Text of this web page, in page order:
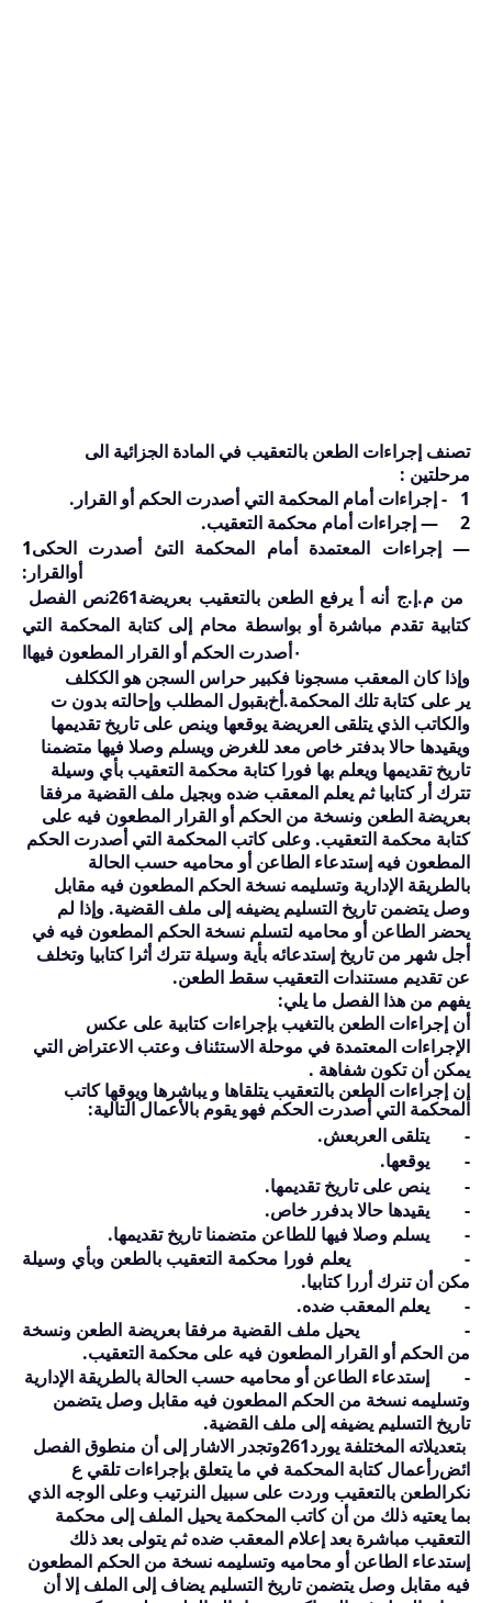
تصنف إجراءات الطعن بالتعقيب في المادة الجزائية الى
مرحلتين :
1 - إجراءات أمام المحكمة التي أصدرت الحكم أو القرار.
2
— إجراءات أمام محكمة التعقيب.
1— إجراءات المعتمدة أمام المحكمة التئ أصدرت الحكى
أوالقرار:
نص الفصل261من م.إ.ج أنه أ يرفع الطعن بالتعقيب بعريضة
كتابية تقدم مباشرة أو بواسطة محام إلى كتابة المحكمة التي
أصدرت الحكم أو القرار المطعون فيهاا٠
وإذا كان المعقب مسجونا فكبير حراس السجن هو الككلف
بقبول المطلب وإحالته بدون تأخير على كتابة تلك المحكمة.
والكاتب الذي يتلقى العريضة يوقعها وينص على تاريخ تقديمها
ويقيدها حالا بدفتر خاص معد للغرض ويسلم وصلا فيها متضمنا
تاريخ تقديمها ويعلم بها فورا كتابة محكمة التعقيب بأي وسيلة
تترك أر كتابيا ثم يعلم المعقب ضده وبجيل ملف القضية مرفقا
بعريضة الطعن ونسخة من الحكم أو القرار المطعون فيه على
كتابة محكمة التعقيب. وعلى كاتب المحكمة التي أصدرت الحكم
المطعون فيه إستدعاء الطاعن أو محاميه حسب الحالة
بالطريقة الإدارية وتسليمه نسخة الحكم المطعون فيه مقابل
وصل يتضمن تاريخ التسليم يضيفه إلى ملف القضية. وإذا لم
يحضر الطاعن أو محاميه لتسلم نسخة الحكم المطعون فيه في
أجل شهر من تاريخ إستدعائه بأية وسيلة تترك أثرا كتابيا وتخلف
عن تقديم مستندات التعقيب سقط الطعن.
يفهم من هذا الفصل ما يلي:
أن إجراءات الطعن بالتغيب بإجراءات كتابية على عكس
الإجراءات المعتمدة في موحلة الاستئناف وعتب الاعتراض التي
يمكن أن تكون شفاهة .
إن إجراءات الطعن بالتعقيب يتلقاها و يباشرها ويوقها كاتب
المحكمة التي أصدرت الحكم فهو يقوم بالأعمال التالية:
-
يتلقى العربعش.
-
يوقعها.
-
ينص على تاريخ تقديمها.
-
يقيدها حالا بدفرر خاص.
-
يسلم وصلا فيها للطاعن متضمنا تاريخ تقديمها.
-
يعلم فورا محكمة التعقيب بالطعن وبأي وسيلة
مكن أن تنرك أررا كتابيا.
-
يعلم المعقب ضده.
-
يحيل ملف القضية مرفقا بعريضة الطعن ونسخة
من الحكم أو القرار المطعون فيه على محكمة التعقيب.
-
إستدعاء الطاعن أو محاميه حسب الحالة بالطريقة الإدارية
وتسليمه نسخة من الحكم المطعون فيه مقابل وصل يتضمن
تاريخ التسليم يضيفه إلى ملف القضية.
وتجدر الاشار إلى أن منطوق الفصل261بتعديلاته المختلفة يورد
أعمال كتابة المحكمة في ما يتعلق بإجراءات تلقي عرائض
الطعن بالتعقيب وردت على سبيل النرتيب وعلى الوجه الذينكر
بما يعتيه ذلك من أن كاتب المحكمة يحيل الملف إلى محكمة
التعقيب مباشرة بعد إعلام المعقب ضده ثم يتولى بعد ذلك
إستدعاء الطاعن أو محاميه وتسليمه نسخة من الحكم المطعون
فيه مقابل وصل يتضمن تاريخ التسليم يضاف إلى الملف إلا أن